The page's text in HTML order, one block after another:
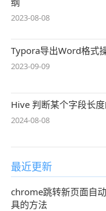
2023-08-08
Typora导出Word格式
2023-09-09
Hive 判断某个字段长
2024-08-08
最近更新
chrome跳转新页面自
具的方法